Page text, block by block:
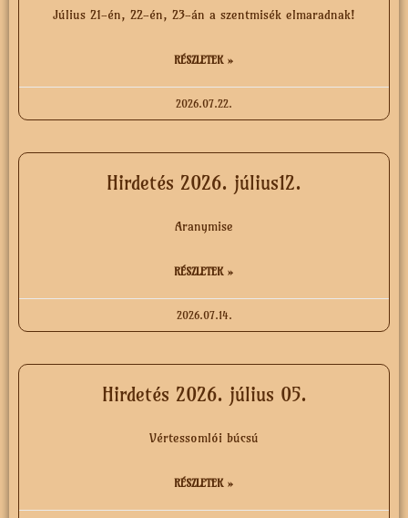
Július 21-én, 22-én, 23-án a szentmisék elmaradnak!
RÉSZLETEK »
2026.07.22.
Hirdetés 2026. július12.
Aranymise
RÉSZLETEK »
2026.07.14.
Hirdetés 2026. július 05.
Vértessomlói búcsú
RÉSZLETEK »